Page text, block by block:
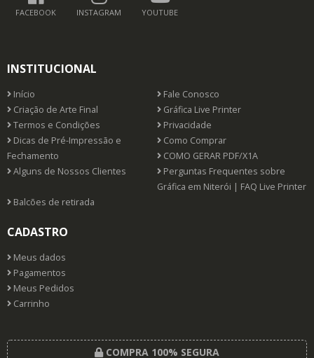
FACEBOOK INSTAGRAM YOUTUBE
INSTITUCIONAL
Início
Fale Conosco
Criação de Arte Final
Gráfica Live Printer
Termos e Condições
Privacidade
Dicas de Pré-Impressão e
Fechamento
Como Comprar
COMO GERAR PDF/X1A
Alguns de Nossos Clientes
Perguntas Frequentes sobre
Gráfica em Niterói | FAQ Live Printer
Balcões de retirada
CADASTRO
Meus dados
Pagamentos
Meus Pedidos
Carrinho
COMPRA 100% SEGURA